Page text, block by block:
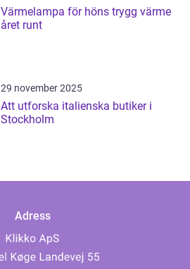
Värmelampa för höns trygg värme
året runt
29 november 2025
Att utforska italienska butiker i
Stockholm
Adress